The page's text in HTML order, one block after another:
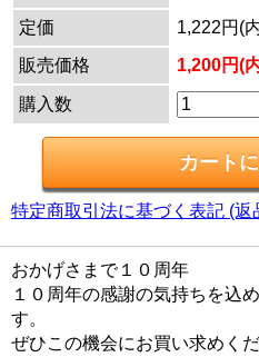
定価
1,222円(
販売価格
1,200円(
購入数
特定商取引法に基づく表記 (返
おかげさまで１０周年
１０周年の感謝の気持ちを込
す。
ぜひこの機会にお買い求めくだ